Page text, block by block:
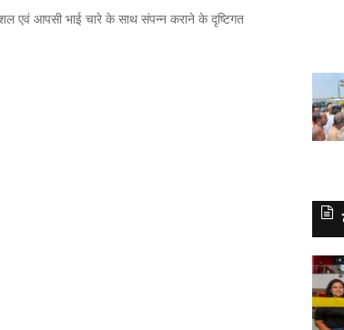
एवं आपसी भाई चारे के साथ संपन्न कराने के दृष्टिगत